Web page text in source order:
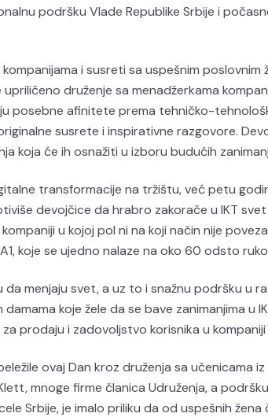
podršku Vlade Republike Srbije i
i susreti sa uspešnim poslovnim
druženje sa menadžerkama
posebne afinitete prema tehničko-
susrete i inspirativne razgovore.
koja će ih osnažiti u izboru budućih
transformacije na tržištu, već petu
devojčice da hrabro zakorače u IKT
u kojoj pol ni na koji način nije
koje se ujedno nalaze na oko 60 odsto
menjaju svet, a uz to i snažnu podršku u
koje žele da se bave zanimanjima u
prodaju i zadovoljstvo korisnika u kompaniji
ovaj Dan kroz druženja sa učenicama
mnoge firme članica Udruženja, a
Srbije, je imalo priliku da od uspešnih